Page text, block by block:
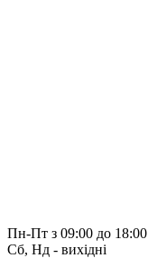
Пн-Пт з 09:00 до 18:00
Сб, Нд - вихідні